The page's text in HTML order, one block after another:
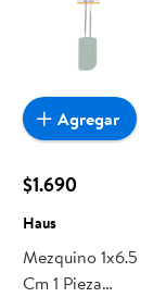
$1.690
Haus
Mezquino 1x6.5
Cm 1 Pieza
Agregar